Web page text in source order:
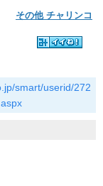
その他 チャリンコ
smart/userid/272